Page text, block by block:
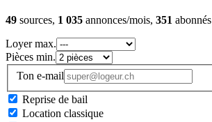
49 sources, 1 035 annonces/mois, 351 abonnés
Loyer max.
Pièces min.
Ton e-mail
Reprise de bail
Location classique